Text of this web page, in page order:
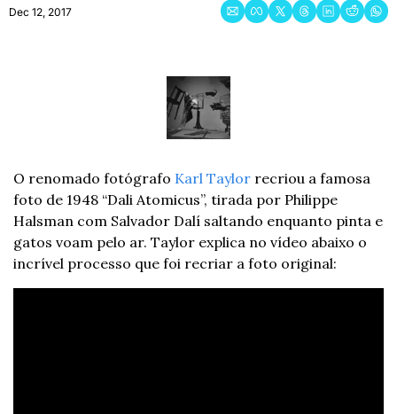
Dec 12, 2017
O renomado fotógrafo Karl Taylor recriou a famosa
foto de 1948 “Dali Atomicus”, tirada por Philippe
Halsman com Salvador Dalí saltando enquanto pinta e
gatos voam pelo ar. Taylor explica no vídeo abaixo o
incrível processo que foi recriar a foto original: